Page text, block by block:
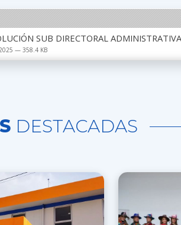
SUB DIRECTORAL
— 358.4 KB
DESTACADAS